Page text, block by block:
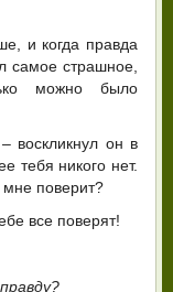
и когда правда
самое страшное,
можно было
он в
тебя никого нет.
поверит?
все поверят!